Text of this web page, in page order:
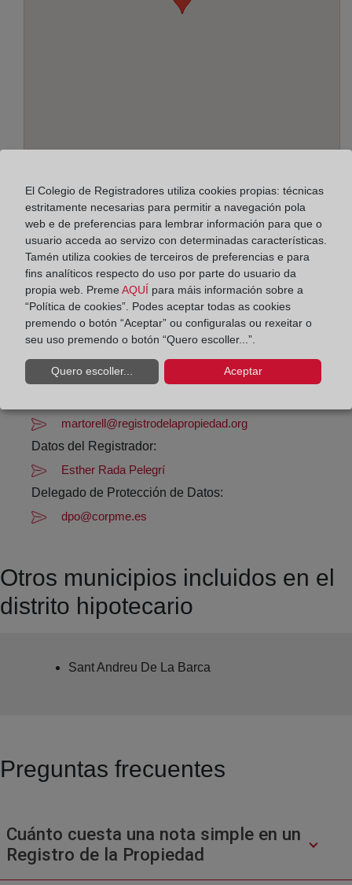
Ausias March, esq. Verge del Tiscar, s/n, 8760
Horario:
De lunes a viernes de 09:00 a 17:00 horas
Agosto: De lunes a viernes de 09:00 a 14:00 horas
Los días 24 y 31 de diciembre de 09:00 a 14:00
horas
Datos de contacto:
martorell@registrodelapropiedad.org
Datos del Registrador:
Esther Rada Pelegrí
Delegado de Protección de Datos:
dpo@corpme.es
Otros municipios incluidos en el
distrito hipotecario
Sant Andreu De La Barca
Preguntas frecuentes
Cuánto cuesta una nota simple en un
Registro de la Propiedad
El Colegio de Registradores utiliza cookies propias: técnicas
estritamente necesarias para permitir a navegación pola
web e de preferencias para lembrar información para que o
usuario acceda ao servizo con determinadas características.
Tamén utiliza cookies de terceiros de preferencias e para
fins analíticos respecto do uso por parte do usuario da
propia web. Preme AQUÍ para máis información sobre a
“Política de cookies”. Podes aceptar todas as cookies
premendo o botón “Aceptar” ou configuralas ou rexeitar o
seu uso premendo o botón “Quero escoller...”.
Quero escoller... Aceptar